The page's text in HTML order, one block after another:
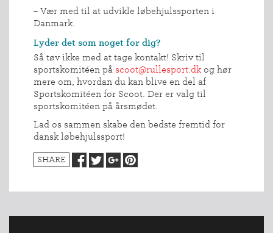
KONKURRENCER
– Vær med til at udvikle løbehjulssporten i
Danmark.
Lyder det som noget for dig?
Så tøv ikke med at tage kontakt! Skriv til
sportskomitéen på scoot@rullesport.dk og hør
mere om, hvordan du kan blive en del af
Sportskomitéen for Scoot. Der er valg til
sportskomitéen på årsmødet.
Lad os sammen skabe den bedste fremtid for
dansk løbehjulssport!
SHARE